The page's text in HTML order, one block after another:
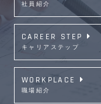
社員紹介
CAREER STEP
キャリアステップ
WORKPLACE
職場紹介